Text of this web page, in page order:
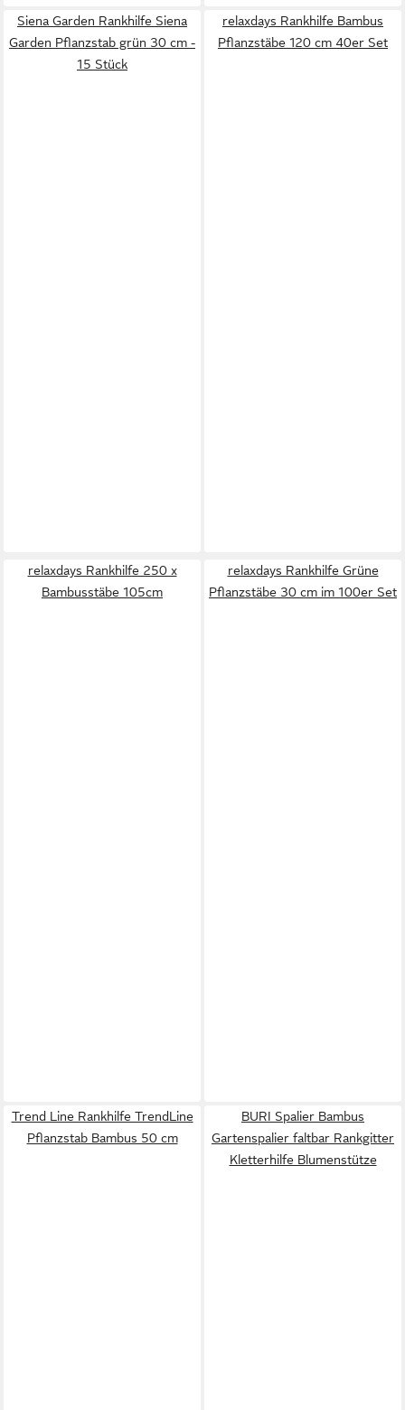
Siena Garden Rankhilfe Siena
Garden Pflanzstab grün 30 cm -
15 Stück
relaxdays Rankhilfe Bambus
Pflanzstäbe 120 cm 40er Set
relaxdays Rankhilfe 250 x
Bambusstäbe 105cm
relaxdays Rankhilfe Grüne
Pflanzstäbe 30 cm im 100er Set
Trend Line Rankhilfe TrendLine
Pflanzstab Bambus 50 cm
BURI Spalier Bambus
Gartenspalier faltbar Rankgitter
Kletterhilfe Blumenstütze